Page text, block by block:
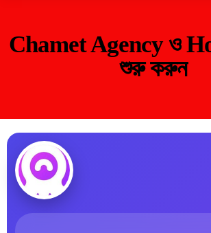
Chamet Agency ও
শুরু করুন